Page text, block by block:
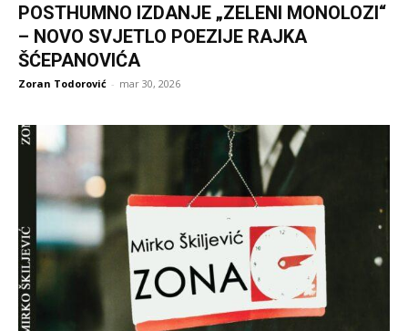
POSTHUMNO IZDANJE „ZELENI MONOLOZI“
– NOVO SVJETLO POEZIJE RAJKA
ŠĆEPANOVIĆA
Zoran Todorović - mar 30, 2026